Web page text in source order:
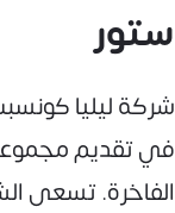
ستور
شركة ليليا
في تقديم
الفاخرة. تسعى